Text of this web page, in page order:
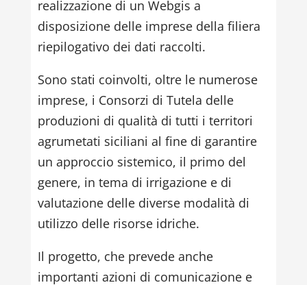
realizzazione di un Webgis a
disposizione delle imprese della filiera
riepilogativo dei dati raccolti.
Sono stati coinvolti, oltre le numerose
imprese, i Consorzi di Tutela delle
produzioni di qualità di tutti i territori
agrumetati siciliani al fine di garantire
un approccio sistemico, il primo del
genere, in tema di irrigazione e di
valutazione delle diverse modalità di
utilizzo delle risorse idriche.
Il progetto, che prevede anche
importanti azioni di comunicazione e